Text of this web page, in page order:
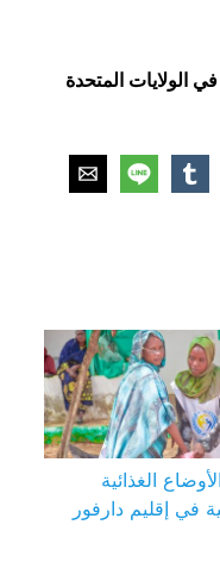
الولايات المتحدة
الغذائية
في إقليم دارفور